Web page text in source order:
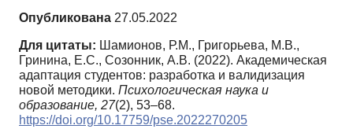
Опубликована 27.05.2022
Для цитаты: Шамионов, Р.М., Григорьева, М.В.,
Гринина, Е.С., Созонник, А.В. (2022). Академическая
адаптация студентов: разработка и валидизация
новой методики. Психологическая наука и
образование, 27(2), 53–68.
https://doi.org/10.17759/pse.2022270205